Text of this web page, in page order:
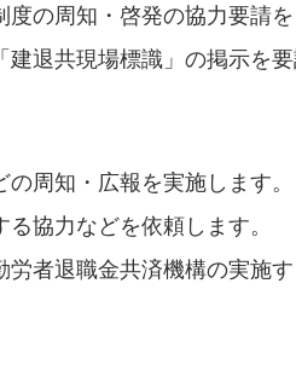
の周知・啓発の協力要請を
退共現場標識」の掲示を要
周知・広報を実施します。
協力などを依頼します。
者退職金共済機構の実施